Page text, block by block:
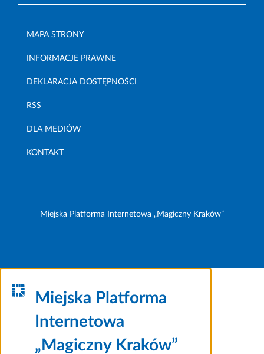
MAPA STRONY
INFORMACJE PRAWNE
DEKLARACJA DOSTĘPNOŚCI
RSS
DLA MEDIÓW
KONTAKT
Miejska Platforma Internetowa „Magiczny Kraków”
Miejska Platforma
Internetowa
„Magiczny Kraków”